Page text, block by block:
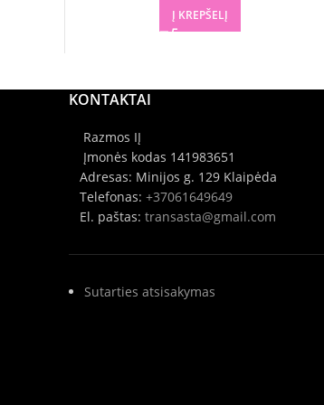
Į KREPŠELĮ
KONTAKTAI
Razmos IĮ
Įmonės kodas 141983651
Adresas: Minijos g. 129 Klaipėda
Telefonas: +37061649649
El. paštas: transasta@gmail.com
Sutarties atsisakymas